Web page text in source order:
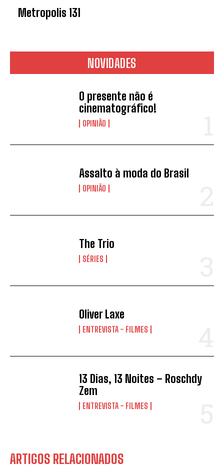
Metropolis 131
NOVIDADES
O presente não é
cinematográfico!
OPINIÃO
Assalto à moda do Brasil
OPINIÃO
The Trio
SÉRIES
Oliver Laxe
ENTREVISTA - FILMES
13 Dias, 13 Noites – Roschdy
Zem
ENTREVISTA - FILMES
ARTIGOS RELACIONADOS